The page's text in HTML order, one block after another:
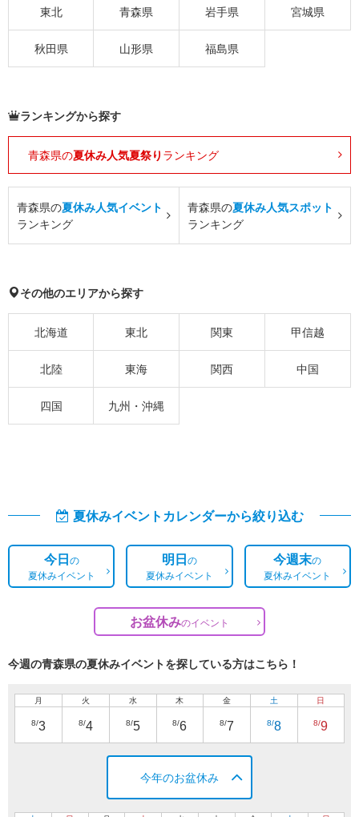
東北 青森県 岩手県 宮城県
秋田県 山形県 福島県
ランキングから探す
青森県の夏休み人気夏祭り ランキング
青森県の夏休み人気イベント
ランキング
青森県の夏休み人気スポット
ランキング
その他のエリアから探す
北海道 東北 関東 甲信越
北陸 東海 関西 中国
四国 九州・沖縄
夏休みイベントカレンダーから絞り込む
今日の
夏休みイベント
明日の
夏休みイベント
今週末の
夏休みイベント
お盆休みのイベント
今週の青森県の夏休みイベントを探している方はこちら！
月
8/3
火
8/4
水
8/5
木
8/6
金
8/7
土
8/8
日
8/9
今年のお盆休み